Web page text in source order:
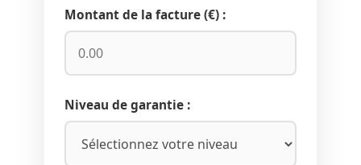
Montant de la facture (€) :
Niveau de garantie :